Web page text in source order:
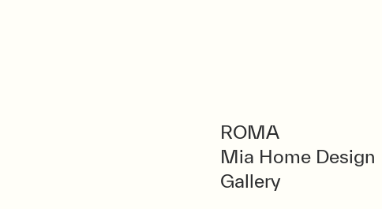
ROMA
Mia Home Design
Gallery